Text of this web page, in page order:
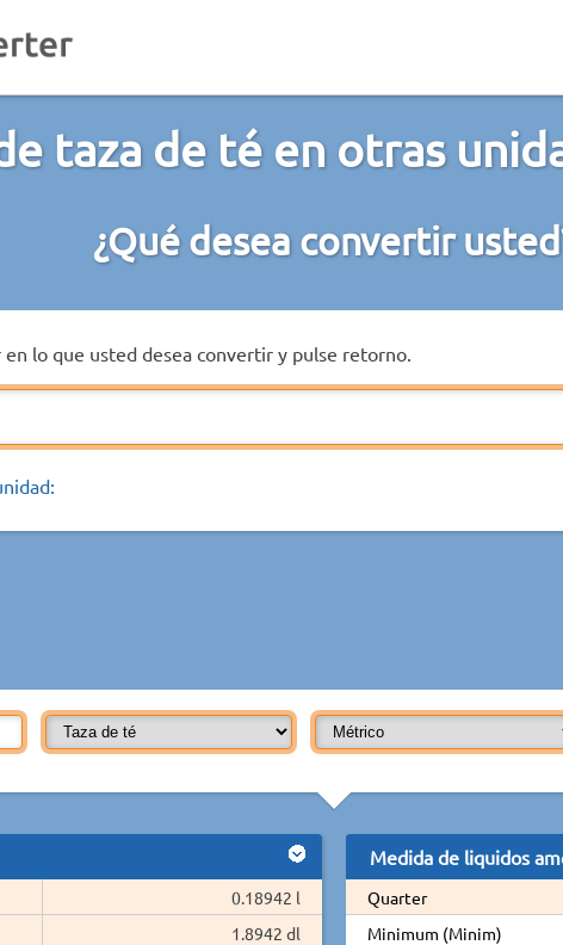
taza de té en otras
¿Qué desea convertir
lo que usted desea convertir y pulse retorno.
0.18942 l
1.8942 dl
Medida de liquidos
Quarter
Minimum (Minim)